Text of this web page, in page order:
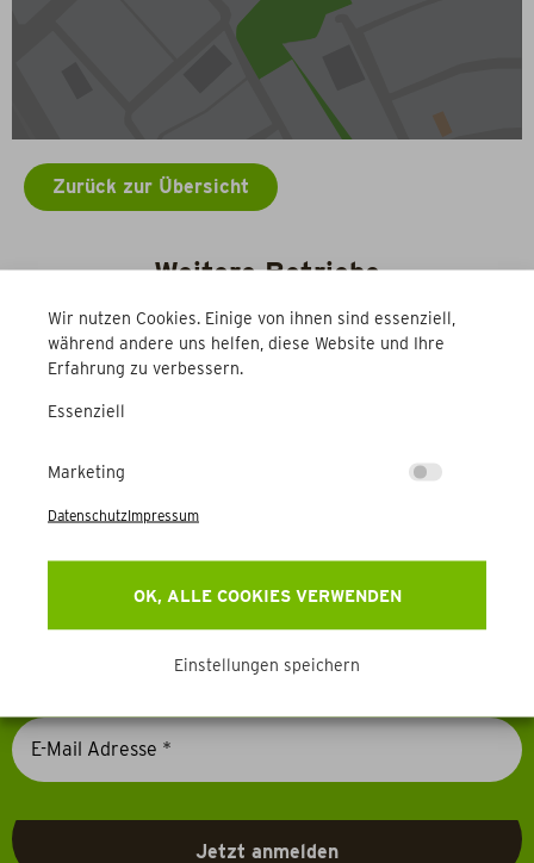
Wir nutzen Cookies. Einige von ihnen sind essenziell,
während andere uns helfen, diese Website und Ihre
Erfahrung zu verbessern.
Essenziell
Marketing
OK, ALLE COOKIES VERWENDEN
Einstellungen speichern
DatenschutzImpressum
Zurück zur Übersicht
Weitere Betriebe
Newsletter